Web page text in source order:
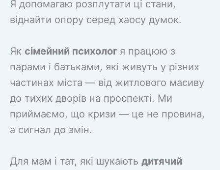
Я допомагаю розплутати ці стани,
віднайти опору серед хаосу думок.
Як сімейний психолог я працюю з
парами і батьками, які живуть у різних
частинах міста — від житлового масиву
до тихих дворів на проспекті. Ми
приймаємо, що кризи — це не провина,
а сигнал до змін.
Для мам і тат, які шукають дитячий